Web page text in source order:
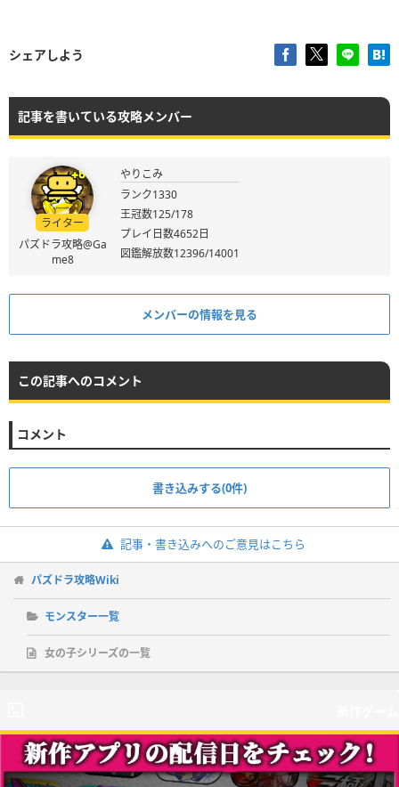
シェアしよう
記事を書いている攻略メンバー
ライター
パズドラ攻略@Ga
me8
やりこみ
ランク1330
王冠数125/178
プレイ日数4652日
図鑑解放数12396/14001
メンバーの情報を見る
この記事へのコメント
コメント
書き込みする(0件)
記事・書き込みへのご意見はこちら
パズドラ攻略Wiki
モンスター一覧
女の子シリーズの一覧